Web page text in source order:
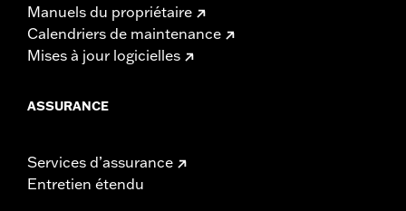
Manuels du propriétaire
Calendriers de maintenance
Mises à jour logicielles
ASSURANCE
Services d’assurance
Entretien étendu